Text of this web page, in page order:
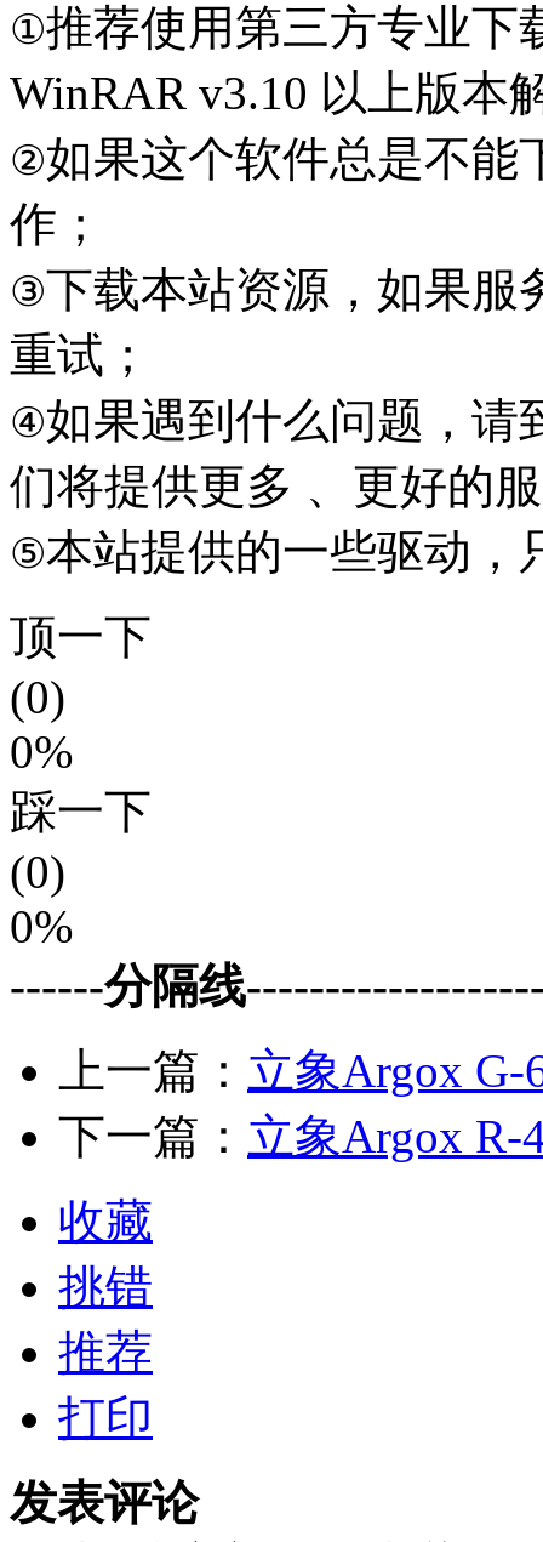
①推荐使用第三方专业下
WinRAR v3.10 以上版本
②如果这个软件总是不能
作；
③下载本站资源，如果服
重试；
④如果遇到什么问题，请
们将提供更多 、更好的
⑤本站提供的一些驱动，
顶一下
(0)
0%
踩一下
(0)
0%
------分隔线
上一篇： 立象Argox G-
下一篇： 立象Argox R-
收藏
挑错
推荐
打印
发表评论